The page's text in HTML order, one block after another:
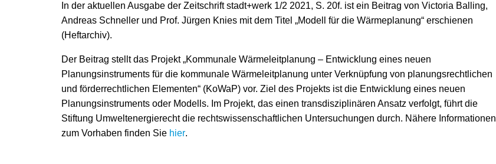
In der aktuellen Ausgabe der Zeitschrift stadt+werk 1/2 2021, S. 20f. ist ein Beitrag von Victoria Balling,
Andreas Schneller und Prof. Jürgen Knies mit dem Titel „Modell für die Wärmeplanung“ erschienen
(Heftarchiv).
Der Beitrag stellt das Projekt „Kommunale Wärmeleitplanung – Entwicklung eines neuen
Planungsinstruments für die kommunale Wärmeleitplanung unter Verknüpfung von planungsrechtlichen
und förderrechtlichen Elementen“ (KoWaP) vor. Ziel des Projekts ist die Entwicklung eines neuen
Planungsinstruments oder Modells. Im Projekt, das einen transdisziplinären Ansatz verfolgt, führt die
Stiftung Umweltenergierecht die rechtswissenschaftlichen Untersuchungen durch. Nähere Informationen
zum Vorhaben finden Sie hier.